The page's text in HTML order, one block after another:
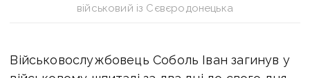
військовий із Сєвєродонецька
Військовослужбовець Соболь Іван загинув у